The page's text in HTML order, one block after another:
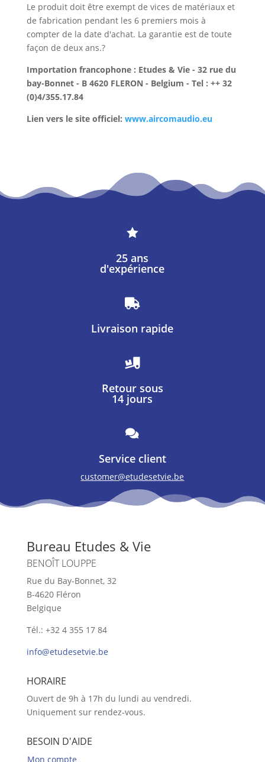
Le produit doit être exempt de vices de matériaux et
de fabrication pendant les 6 premiers mois à
compter de la date d'achat. La garantie est de toute
façon de deux ans.?
Importation francophone : Etudes & Vie - 32 rue du
bay-Bonnet - B 4620 FLERON - Belgium - Tel : ++ 32
(0)4/355.17.84
Lien vers le site officiel: www.aircomaudio.eu

25 ans
d'expérience

Livraison rapide

Retour sous
14 jours

Service client
customer@etudesetvie.be
Bureau Etudes & Vie
BENOÎT LOUPPE
Rue du Bay-Bonnet, 32
B-4620 Fléron
Belgique
Tél.: +32 4 355 17 84
info@etudesetvie.be
HORAIRE
Ouvert de 9h à 17h du lundi au vendredi.
Uniquement sur rendez-vous.
BESOIN D'AIDE
Mon compte